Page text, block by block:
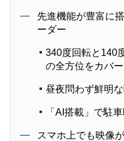
先進機能が豊富に
ーダー
340度回転と140
の全方位をカバー
昼夜問わず鮮明な
「AI搭載」で駐
スマホ上でも映像